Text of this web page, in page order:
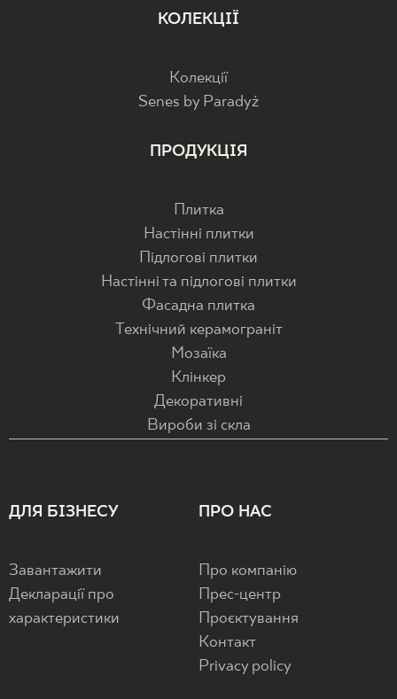
КОЛЕКЦІЇ
Колекції
Senes by Paradyż
ПРОДУКЦІЯ
Плитка
Настінні плитки
Підлогові плитки
Настінні та підлогові плитки
Фасадна плитка
Технічний керамограніт
Мозаїка
Клінкер
Декоративні
Вироби зі скла
ДЛЯ БІЗНЕСУ
Завантажити
Декларації про
характеристики
ПРО НАС
Про компанію
Прес-центр
Проєктування
Контакт
Privacy policy